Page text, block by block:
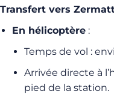
Transfert vers
En hélicoptère :
Temps de vol :
Arrivée directe à
pied de la station.